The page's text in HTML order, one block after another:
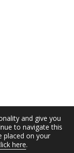
and give you
to navigate this
placed on your
here.